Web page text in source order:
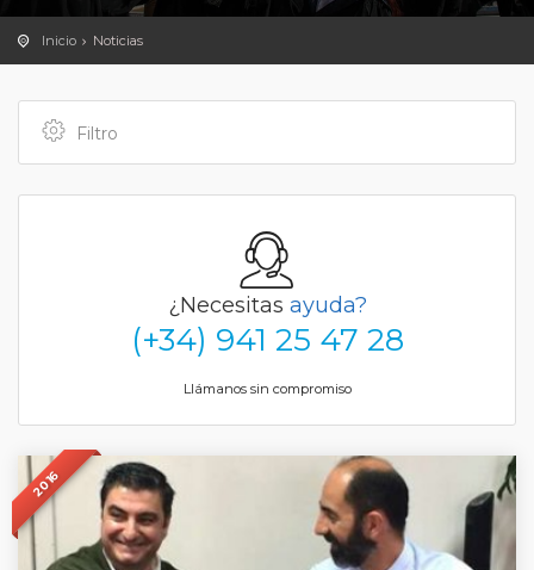
Inicio Noticias
Filtro
¿Necesitas ayuda?
(+34) 941 25 47 28
Llámanos sin compromiso
2016